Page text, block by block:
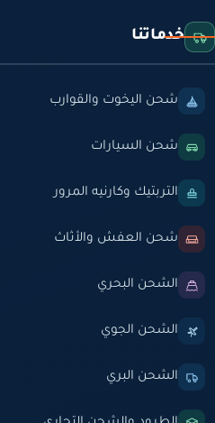
خدماتنا
شحن اليخوت والقوارب
شحن السيارات
التربتيك وكارنيه المرور
شحن العفش والأثاث
الشحن البحري
الشحن الجوي
الشحن البري